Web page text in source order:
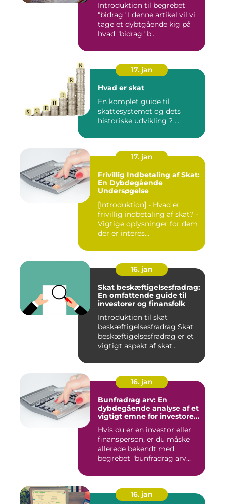
Introduktion til begrebet
"bidrag" I denne artikel vil vi
tage et dybtgående kig på
hvad "bidrag" b...
17. jan
Hvad er skat
En komplet guide til
skattesystemet og dets
historiske udvikling ? ...
17. jan
Frivillig Indbetaling af Skat:
En Dybdegående
Undersøgelse
[Introduktion] - Hvad er
frivillig indbetaling af skat? -
Vigtige oplysninger for dem
der er interes...
16. jan
Skat beskæftigelsesfradrag:
En omfattende guide til
investorer og finansfolk
Introduktion til skat
beskæftigelsesfradrag Skat
beskæftigelsesfradrag er et
vigtigt aspekt af skat...
16. jan
Bunfradrag arv: En
dybdegående analyse af et
vigtigt emne for investorer
Hvis du er en investor eller
finansperson, er du måske
allerede bekendt med
begrebet "bunfradrag arv...
16. jan